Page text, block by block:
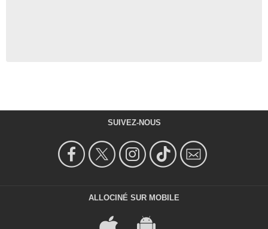
SUIVEZ-NOUS
ALLOCINÉ SUR MOBILE